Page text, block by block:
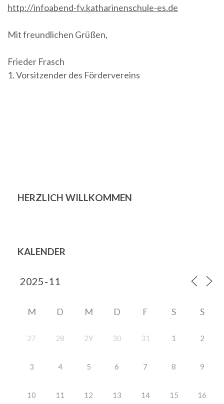
http://infoabend-fv.katharinenschule-es.de
Mit freundlichen Grüßen,
Frieder Frasch
1. Vorsitzender des Fördervereins
HERZLICH WILLKOMMEN
KALENDER
M D M D F S S
27 28 29 30 31 1 2
3 4 5 6 7 8 9
10 11 12 13 14 15 16